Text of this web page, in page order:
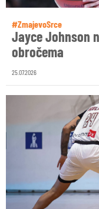
#ZmajevoSrce
Jayce Johnson
obročema
25.07.2026